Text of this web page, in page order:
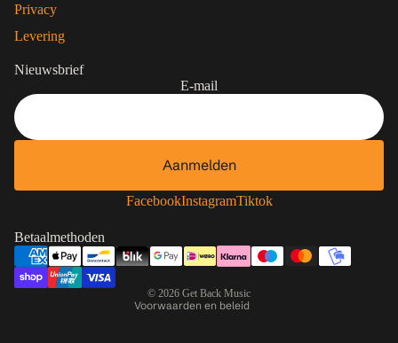
Privacy
Levering
Nieuwsbrief
E-mail
Aanmelden
FacebookInstagramTiktok
Betaalmethoden
© 2026 Get Back Music
Voorwaarden en beleid
Privacybeleid
Algemene voorwaarden
Verzendbeleid